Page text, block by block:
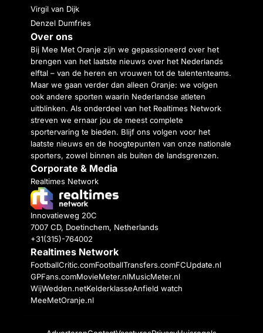
Virgil van Dijk
Denzel Dumfries
Over ons
Bij Mee Met Oranje zijn we gepassioneerd over het
brengen van het laatste nieuws over het Nederlands
elftal – van de heren en vrouwen tot de talententeams.
Maar we gaan verder dan alleen Oranje: we volgen
ook andere sporten waarin Nederlandse atleten
uitblinken. Als onderdeel van het Realtimes Network
streven we ernaar jou de meest complete
sportervaring te bieden. Blijf ons volgen voor het
laatste nieuws en de hoogtepunten van onze nationale
sporters, zowel binnen als buiten de landsgrenzen.
Corporate & Media
Realtimes Network
Innovatieweg 20C
7007 CD, Doetinchem, Netherlands
+31(315)-764002
Realtimes Network
FootballCritic.comFootballTransfers.comFCUpdate.nl
GPFans.comMovieMeter.nlMusicMeter.nl
WijWedden.netKelderklasseAnfield watch
MeeMetOranje.nl